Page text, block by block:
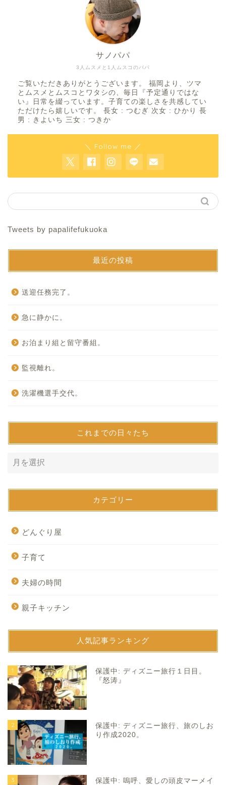
3人ムスメと1人ムスコのパパ
サノパパ
ご覧いただきありがとうございます。 福岡より、ツマ
とムスメとムスコとワタシの、毎日『予定通りではな
い』日常を綴っています。子育ての楽しさを共感してい
ただけたら嬉しいです。 長女 : つむぎ 次女 : ひかり 長
男 : きよいち 三女 : つきか
＼ Follow me ／
Tweets by papalifefukuoka
最近の投稿
送迎任務完了。
急に静かに。
お泊まり組と留守番組。
監視離れ。
洗濯機選手交代。
これまでの日々たち
カテゴリー
どんぐり屋
子育て
夫婦の時間
親子キッチン
人気記事ランキング
1
保護中: ディズニー旅行１日目。
『怒涛』
2
保護中: ディズニー旅行、旅のしお
り作成2020。
3
保護中: 嗚呼、愛しの頭皮マーメイ